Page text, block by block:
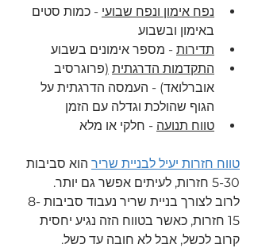
נפח אימון ונפח שבועי - כמות סטים
באימון ובשבוע
תדירות - מספר אימונים בשבוע
התקדמות הדרגתית (פרוגרסיב
אוברלואד) - העמסה הדרגתית על
הגוף שהולכת וגדלה עם הזמן
טווח תנועה - חלקי או מלא
טווח חזרות יעיל לבניית שריר הוא סביבות
5-30 חזרות, לעיתים אפשר גם יותר.
לרוב לצורך בניית שריר נעבוד סביבות 8-
15 חזרות, כאשר בטווח הזה נגיע יחסית
קרוב לכשל, אבל לא חובה עד כשל.